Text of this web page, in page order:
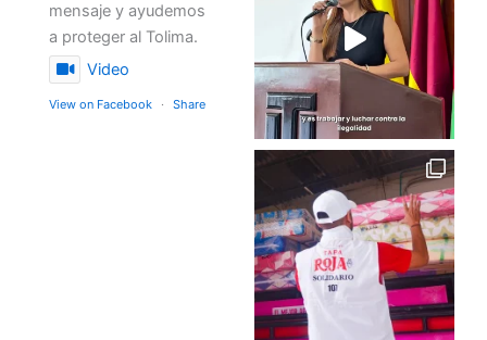
mensaje y ayudemos
a proteger al Tolima.
Video
View on Facebook · Share